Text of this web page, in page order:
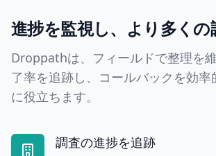
進捗を監視し、より多くの
Droppathは、フィールドで整理を
了率を追跡し、コールバックを効率
に役立ちます。
調査の進捗を追跡